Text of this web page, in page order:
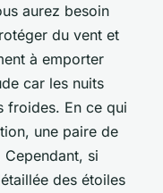
aurez besoin
du vent et
à emporter
car les nuits
froides. En ce qui
une paire de
si
des étoiles